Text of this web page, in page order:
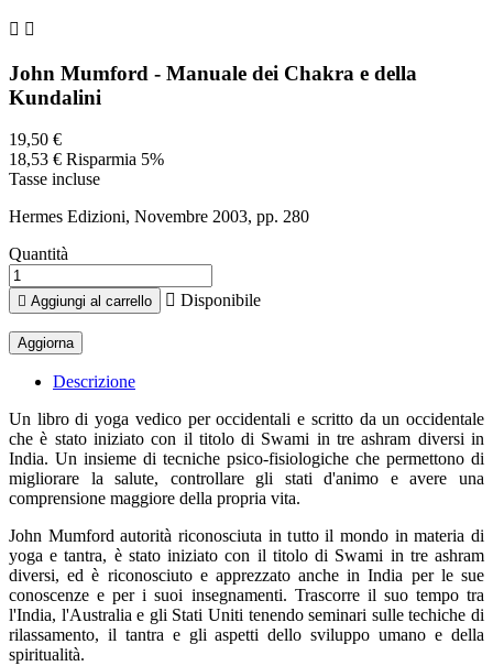
 
John Mumford - Manuale dei Chakra e della
Kundalini
19,50 €
18,53 € Risparmia 5%
Tasse incluse
Hermes Edizioni, Novembre 2003, pp. 280
Quantità
 Aggiungi al carrello  Disponibile
Descrizione
Un libro di yoga vedico per occidentali e scritto da un occidentale
che è stato iniziato con il titolo di Swami in tre ashram diversi in
India. Un insieme di tecniche psico-fisiologiche che permettono di
migliorare la salute, controllare gli stati d'animo e avere una
comprensione maggiore della propria vita.
John Mumford autorità riconosciuta in tutto il mondo in materia di
yoga e tantra, è stato iniziato con il titolo di Swami in tre ashram
diversi, ed è riconosciuto e apprezzato anche in India per le sue
conoscenze e per i suoi insegnamenti. Trascorre il suo tempo tra
l'India, l'Australia e gli Stati Uniti tenendo seminari sulle techiche di
rilassamento, il tantra e gli aspetti dello sviluppo umano e della
spiritualità.